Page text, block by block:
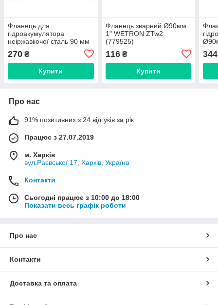
Фланець для
гідроакумулятора
неіржавіючої сталь 90 мм
270 ₴
Купити
Фланець зварний Ø90мм
1" WETRON ZTw2
(779525)
116₴
Купити
344
Про нас
91% позитивних з 24 відгуків за рік
Працює з 27.07.2019
м. Харків
вул.Раєвської 17, Харків, Україна
Контакти
Сьогодні працює з 10:00 до 18:00
Показати весь графік роботи
Про нас
Контакти
Доставка та оплата